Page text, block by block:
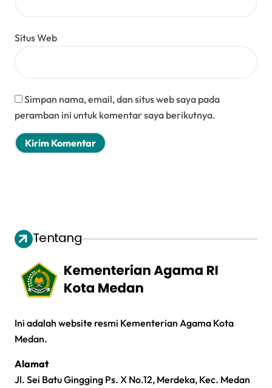
Situs Web
Simpan nama, email, dan situs web saya pada
peramban ini untuk komentar saya berikutnya.
Tentang
Ini adalah website resmi Kementerian Agama Kota
Medan.
Alamat
Jl. Sei Batu Gingging Ps. X No.12, Merdeka, Kec. Medan